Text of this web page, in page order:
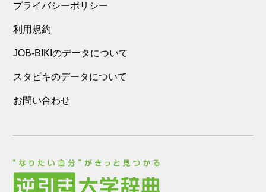
プライバシーポリシー
利用規約
JOB-BIKIのデータについて
スタビキのデータについて
お問い合わせ